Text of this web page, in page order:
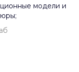
модели и